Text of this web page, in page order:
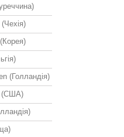
(Голландія)
(США)